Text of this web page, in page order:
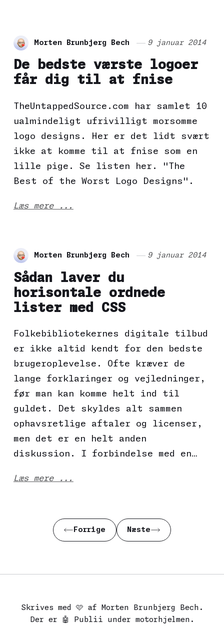
Morten Brunbjerg Bech 9 januar 2014
De bedste værste logoer
får dig til at fnise
TheUntappedSource.com har samlet 10
ualmindeligt ufrivilligt morsomme
logo designs. Her er det lidt svært
ikke at komme til at fnise som en
lille pige. Se listen her. "The
Best of the Worst Logo Designs".
Læs mere ...
Morten Brunbjerg Bech 9 januar 2014
Sådan laver du
horisontale ordnede
lister med CSS
Folkebibliotekernes digitale tilbud
er ikke altid kendt for den bedste
brugeroplevelse. Ofte kræver de
lange forklaringer og vejledninger,
før man kan komme helt ind til
guldet. Det skyldes alt sammen
ophavsretlige aftaler og licenser,
men det er en helt anden
diskussion. I forbindelse med en…
Læs mere ...
Forrige Næste
Skrives med 🩷 af Morten Brunbjerg Bech.
Der er 🤖
Publii under motorhjelmen.